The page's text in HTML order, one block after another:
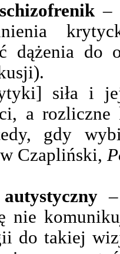
–
dążenia
siła i
a
gdy
Czapliński,
nie
do takiej